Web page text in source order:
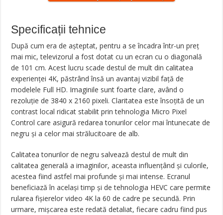
Specificații tehnice
După cum era de așteptat, pentru a se încadra într-un preț
mai mic, televizorul a fost dotat cu un ecran cu o diagonală
de 101 cm. Acest lucru scade destul de mult din calitatea
experienței 4K, păstrând însă un avantaj vizibil față de
modelele Full HD. Imaginile sunt foarte clare, având o
rezoluție de 3840 x 2160 pixeli. Claritatea este însoțită de un
contrast local ridicat stabilit prin tehnologia Micro Pixel
Control care asigură redarea tonurilor celor mai întunecate de
negru și a celor mai strălucitoare de alb.
Calitatea tonurilor de negru salvează destul de mult din
calitatea generală a imaginilor, aceasta influențând și culorile,
acestea fiind astfel mai profunde și mai intense. Ecranul
beneficiază în același timp și de tehnologia HEVC care permite
rularea fișierelor video 4K la 60 de cadre pe secundă. Prin
urmare, mișcarea este redată detaliat, fiecare cadru fiind pus